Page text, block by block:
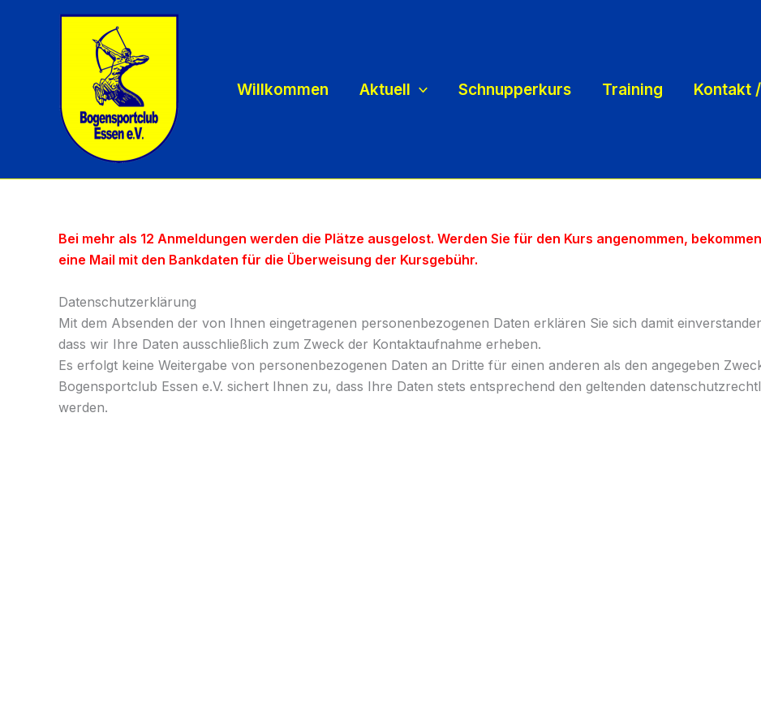
Willkommen Aktuell Schnupperkurs Training Kontakt
Bei mehr als 12 Anmeldungen werden die Plätze ausgelost. Werden Sie für den Kurs angenommen,
eine Mail mit den Bankdaten für die Überweisung der Kursgebühr.
Datenschutzerklärung
Mit dem Absenden der von Ihnen eingetragenen personenbezogenen Daten erklären Sie sich damit
dass wir Ihre Daten ausschließlich zum Zweck der Kontaktaufnahme erheben.
Es erfolgt keine Weitergabe von personenbezogenen Daten an Dritte für einen anderen als den angegeben
Bogensportclub Essen e.V. sichert Ihnen zu, dass Ihre Daten stets entsprechend den geltenden
werden.